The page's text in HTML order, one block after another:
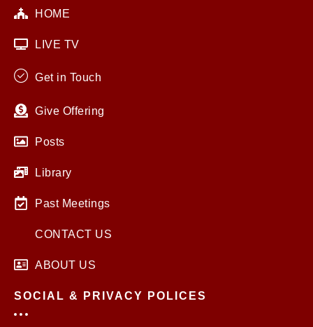
HOME
LIVE TV
Get in Touch
Give Offering
Posts
Library
Past Meetings
CONTACT US
ABOUT US
SOCIAL & PRIVACY POLICES